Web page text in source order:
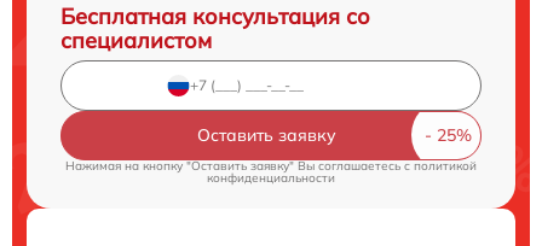
Бесплатная консультация со
специалистом
Оставить заявку
Нажимая на кнопку "Оставить заявку" Вы соглашаетесь cполитикой
конфиденциальности